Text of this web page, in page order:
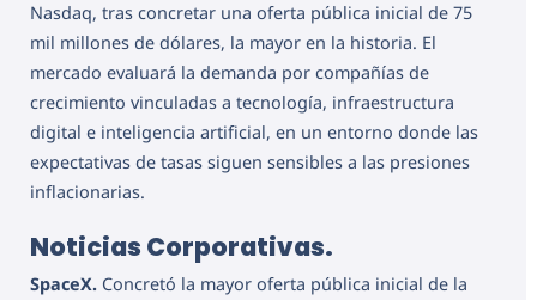
Nasdaq, tras concretar una oferta pública inicial de 75
mil millones de dólares, la mayor en la historia. El
mercado evaluará la demanda por compañías de
crecimiento vinculadas a tecnología, infraestructura
digital e inteligencia artificial, en un entorno donde las
expectativas de tasas siguen sensibles a las presiones
inflacionarias.
Noticias Corporativas.
SpaceX. Concretó la mayor oferta pública inicial de la